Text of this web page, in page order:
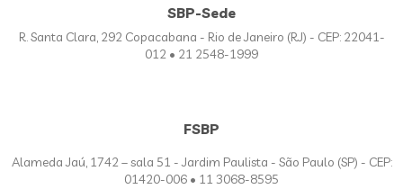
SBP-Sede
R. Santa Clara, 292 Copacabana - Rio de Janeiro (RJ) - CEP: 22041-
012 • 21 2548-1999
FSBP
Alameda Jaú, 1742 – sala 51 - Jardim Paulista - São Paulo (SP) - CEP:
01420-006 • 11 3068-8595